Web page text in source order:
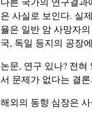
은 사실로 보인다. 실
율은 일반 암 사망자
국, 독일 등지의 공장
논문, 연구 있나? 전
서 문제가 없다는 결
해외의 동향 심장은